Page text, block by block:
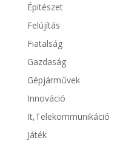
Épitészet
Felújítás
Fiatalság
Gazdaság
Gépjárművek
Innováció
It,Telekommunikáció
Játék